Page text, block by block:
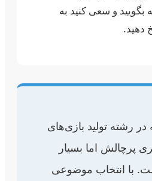
بگویید و سعی کنید به
دهید.
در رشته تولید بازی‌های
پرچالش اما بسیار
با انتخاب موضوعی